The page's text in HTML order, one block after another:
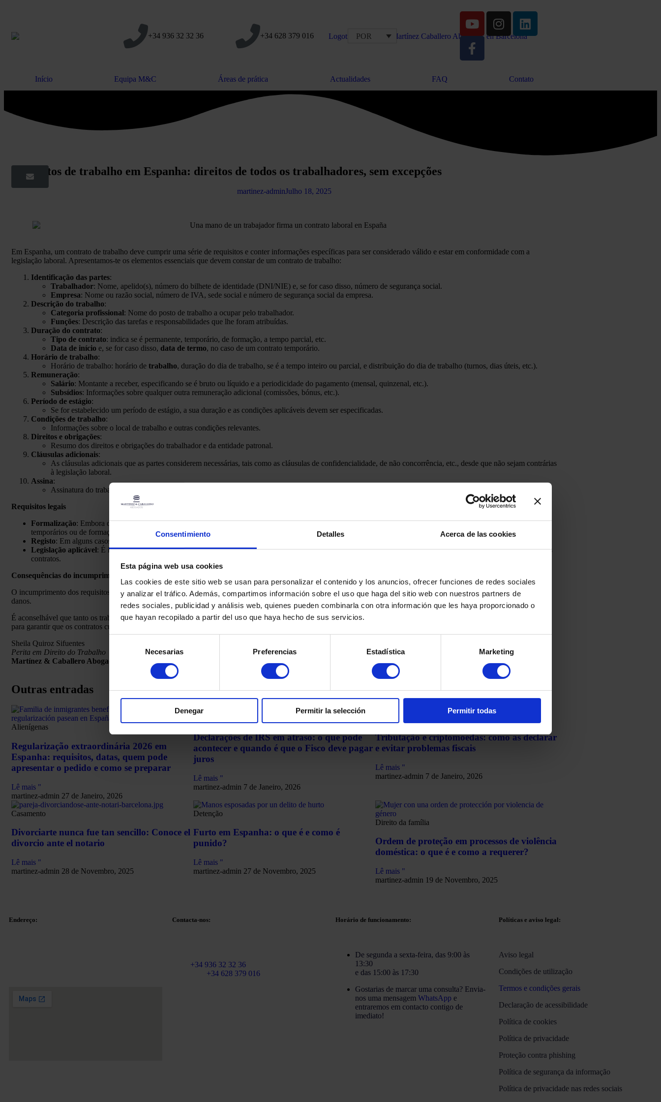
Consentimiento Detalles Acerca de las cookies
Esta página web usa cookies
Las cookies de este sitio web se usan para personalizar el contenido y los anuncios, ofrecer funciones de redes sociales
y analizar el tráfico. Además, compartimos información sobre el uso que haga del sitio web con nuestros partners de
redes sociales, publicidad y análisis web, quienes pueden combinarla con otra información que les haya proporcionado o
que hayan recopilado a partir del uso que haya hecho de sus servicios.
consentimiento
Necesarias Preferencias Estadística Marketing
Denegar Permitir la selección Permitir todas
+34 936 32 32 36 +34 628 379 016 POR
Início Equipa M&C Áreas de prática Actualidades FAQ Contato
Contratos de trabalho em Espanha: direitos de todos os trabalhadores, sem excepções
martinez-adminJulho 18, 2025
Em Espanha, um contrato de trabalho deve cumprir uma série de requisitos e conter informações específicas para ser considerado válido e estar em conformidade com a
legislação laboral. Apresentamos-te os elementos essenciais que devem constar de um contrato de trabalho:
Identificação das partes:
Trabalhador: Nome, apelido(s), número do bilhete de identidade (DNI/NIE) e, se for caso disso, número de segurança social.
Empresa: Nome ou razão social, número de IVA, sede social e número de segurança social da empresa.
Descrição do trabalho:
Categoria profissional: Nome do posto de trabalho a ocupar pelo trabalhador.
Funções: Descrição das tarefas e responsabilidades que lhe foram atribuídas.
Duração do contrato:
Tipo de contrato: indica se é permanente, temporário, de formação, a tempo parcial, etc.
Data de início e, se for caso disso, data de termo, no caso de um contrato temporário.
Horário de trabalho:
Horário de trabalho: horário de trabalho, duração do dia de trabalho, se é a tempo inteiro ou parcial, e distribuição do dia de trabalho (turnos, dias úteis, etc.).
Remuneração:
Salário: Montante a receber, especificando se é bruto ou líquido e a periodicidade do pagamento (mensal, quinzenal, etc.).
Subsídios: Informações sobre qualquer outra remuneração adicional (comissões, bónus, etc.).
Período de estágio:
Se for estabelecido um período de estágio, a sua duração e as condições aplicáveis devem ser especificadas.
Condições de trabalho:
Informações sobre o local de trabalho e outras condições relevantes.
Direitos e obrigações:
Resumo dos direitos e obrigações do trabalhador e da entidade patronal.
Cláusulas adicionais:
As cláusulas adicionais que as partes considerem necessárias, tais como as cláusulas de confidencialidade, de não concorrência, etc., desde que não sejam contrárias
à legislação laboral.
Assina:
Assinatura do trabalhador e do representante da empresa, com a data de assinatura do contrato.
Requisitos legais
Formalização: Embora os contratos possam ser verbais, é aconselhável que sejam sempre formalizados por escrito, especialmente no caso de contratos a tempo parcial,
temporários ou de formação.
Registo: Em alguns casos, como os contratos temporários, é necessário registar o contrato no Servicio Público de Empleo Estatal (SEPE).
Legislação aplicável: É importante ter em conta a convenção colectiva de trabalho aplicável à empresa, uma vez que esta pode estabelecer condições específicas para os
contratos.
Consequências do incumprimento
O incumprimento dos requisitos legais de um contrato de trabalho pode levar à nulidade do contrato, a sanções para a empresa ou à obrigação de indemnizar o trabalhador por
danos.
É aconselhável que tanto os trabalhadores como as entidades patronais consultem um advogado especializado em direito do trabalho ou um especialista em recursos humanos
para garantir que os contratos cumprem a regulamentação em vigor e são adaptados às necessidades específicas de cada caso.
Sheila Quiroz Sifuentes
Perita em Direito do Trabalho
Martínez & Caballero Abogados
Outras entradas
Alienígenas
Regularização extraordinária 2026 em
Espanha: requisitos, datas, quem pode
apresentar o pedido e como se preparar
Lê mais "
martinez-admin 27 de Janeiro, 2026
Declarações de IRS em atraso: o que pode
acontecer e quando é que o Fisco deve pagar
juros
Lê mais "
martinez-admin 7 de Janeiro, 2026
Tributação e criptomoedas: como as declarar
e evitar problemas fiscais
Lê mais "
martinez-admin 7 de Janeiro, 2026
Casamento
Divorciarte nunca fue tan sencillo: Conoce el
divorcio ante el notario
Lê mais "
martinez-admin 28 de Novembro, 2025
Detenção
Furto em Espanha: o que é e como é
punido?
Lê mais "
martinez-admin 27 de Novembro, 2025
Direito da família
Ordem de proteção em processos de violência
doméstica: o que é e como a requerer?
Lê mais "
martinez-admin 19 de Novembro, 2025
Endereço: Contacta-nos:
+34 936 32 32 36
+34 628 379 016
Horário de funcionamento:
De segunda a sexta-feira, das 9:00 às
13:30
e das 15:00 às 17:30
Gostarias de marcar uma consulta? Envia-
nos uma mensagem WhatsApp e
entraremos em contacto contigo de
imediato!
Políticas e aviso legal:
Aviso legal
Condições de utilização
Termos e condições gerais
Declaração de acessibilidade
Política de cookies
Política de privacidade
Proteção contra phishing
Política de segurança da informação
Política de privacidade nas redes sociais